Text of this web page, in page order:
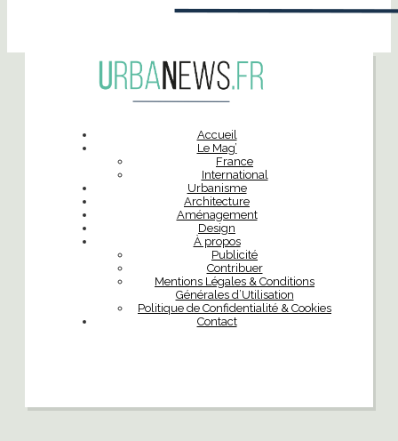
Accueil
Le Mag’
France
International
Urbanisme
Architecture
Aménagement
Design
À propos
Publicité
Contribuer
Mentions Légales & Conditions
Générales d’Utilisation
Politique de Confidentialité & Cookies
Contact